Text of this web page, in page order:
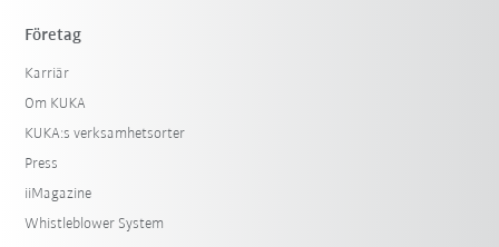
Företag
Karriär
Om KUKA
KUKA:s verksamhetsorter
Press
iiMagazine
Whistleblower System